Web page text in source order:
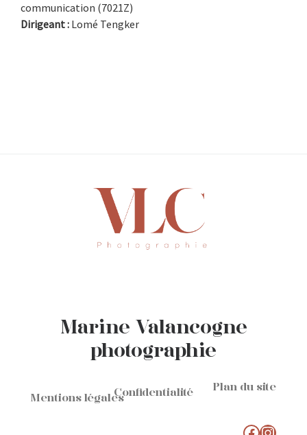
communication (7021Z)
Dirigeant : Lomé Tengker
Marine Valancogne
photographie
Plan du site
Confidentialité
Mentions légales